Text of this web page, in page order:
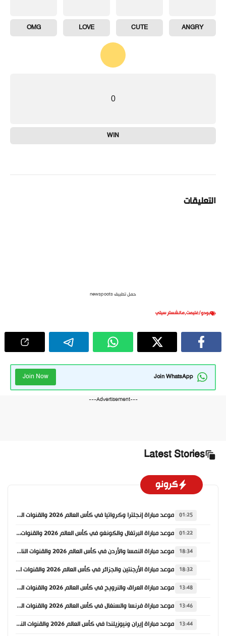
ANGRY
CUTE
LOVE
OMG
0
WIN
التعليقات
حمل تطبيق newspoots
بودو/غليمت,مانشستر سيتي
Join WhatsApp
Join Now
---Advertisement---
Latest Stories
كرونو
01:25 موعد مباراة إنجلترا وكرواتيا في كأس العالم 2026 والقنوات الناقلة
01:22 موعد مباراة البرتغال والكونغو في كأس العالم 2026 والقنوات الناقلة
18:34 موعد مباراة النمسا والأردن في كأس العالم 2026 والقنوات الناقلة
18:32 موعد مباراة الأرجنتين والجزائر في كأس العالم 2026 والقنوات الناقلة
13:48 موعد مباراة العراق والنرويج في كأس العالم 2026 والقنوات الناقلة
13:46 موعد مباراة فرنسا والسنغال في كأس العالم 2026 والقنوات الناقلة
13:44 موعد مباراة إيران ونيوزيلندا في كأس العالم 2026 والقنوات الناقلة